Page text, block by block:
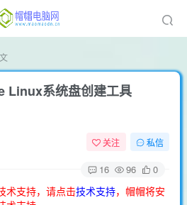
Linux系统盘创建工具
关注 私信
16 96 0
术支持，请点击技术支持，帽帽将安